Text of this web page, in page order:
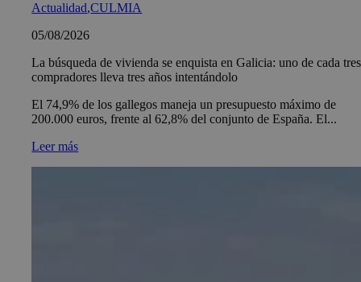
Actualidad,CULMIA
05/08/2026
La búsqueda de vivienda se enquista en Galicia: uno de cada tres
compradores lleva tres años intentándolo
El 74,9% de los gallegos maneja un presupuesto máximo de
200.000 euros, frente al 62,8% del conjunto de España. El...
Leer más